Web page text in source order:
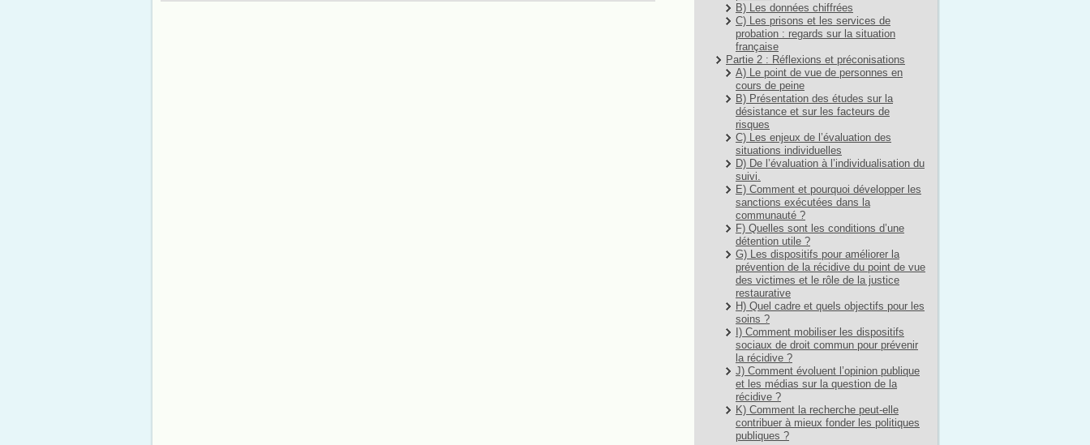
B) Les données chiffrées
C) Les prisons et les services de
probation : regards sur la situation
française
Partie 2 : Réflexions et préconisations
A) Le point de vue de personnes en
cours de peine
B) Présentation des études sur la
désistance et sur les facteurs de
risques
C) Les enjeux de l’évaluation des
situations individuelles
D) De l’évaluation à l’individualisation du
suivi.
E) Comment et pourquoi développer les
sanctions exécutées dans la
communauté ?
F) Quelles sont les conditions d’une
détention utile ?
G) Les dispositifs pour améliorer la
prévention de la récidive du point de vue
des victimes et le rôle de la justice
restaurative
H) Quel cadre et quels objectifs pour les
soins ?
I) Comment mobiliser les dispositifs
sociaux de droit commun pour prévenir
la récidive ?
J) Comment évoluent l’opinion publique
et les médias sur la question de la
récidive ?
K) Comment la recherche peut-elle
contribuer à mieux fonder les politiques
publiques ?